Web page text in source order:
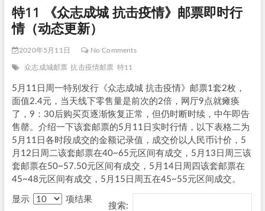
特11 《众志成城 抗击疫情》邮票即时行
情（动态更新）
2020年5月11日 No Comments
众志成城邮票 抗击疫情邮票 特11
5月11日周一特别发行《众志成城 抗击疫情》邮票1套2枚，
面值2.4元，当天线下零售量是前次的2倍，网厅9点就瘫痪
了，9：30后购买页逐渐恢复正常，但仍时断时续，中午即告
售罄。介绍一下该套邮票的5月11日实时行情，以下表格二为
5月11日各时段成交的金额记录值，成交价以人民币计价，5
月12日周二该套邮票在40~65元区间有成交，5月13日周三该
套邮票在50~57.50元区间有成交，5月14日周四该套邮票在
45~48元区间有成交，5月15日周五在45~55元区间成交。
显示 项结果
搜索: